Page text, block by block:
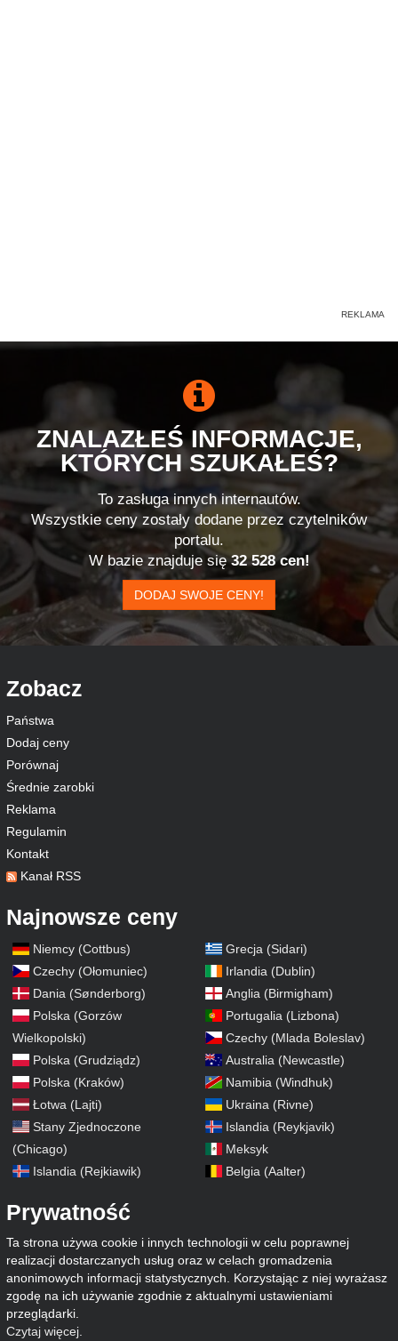
ZNALAZŁEŚ INFORMACJE,
KTÓRYCH SZUKAŁEŚ?
To zasługa innych internautów.
Wszystkie ceny zostały dodane przez czytelników
portalu.
W bazie znajduje się32 528 cen!
DODAJ SWOJE CENY!
Zobacz
Państwa
Dodaj ceny
Porównaj
Średnie zarobki
Reklama
Regulamin
Kontakt
Kanał RSS
Najnowsze ceny
Niemcy (Cottbus)
Czechy (Ołomuniec)
Dania (Sønderborg)
Polska (Gorzów
Wielkopolski)
Polska (Grudziądz)
Polska (Kraków)
Łotwa (Lajti)
Stany Zjednoczone
(Chicago)
Islandia (Rejkiawik)
Grecja (Sidari)
Irlandia (Dublin)
Anglia (Birmigham)
Portugalia (Lizbona)
Czechy (Mlada Boleslav)
Australia (Newcastle)
Namibia (Windhuk)
Ukraina (Rivne)
Islandia (Reykjavik)
Meksyk
Belgia (Aalter)
Prywatność
Ta strona używa cookie i innych technologii w celu poprawnej
realizacji dostarczanych usług oraz w celach gromadzenia
anonimowych informacji statystycznych. Korzystając z niej wyrażasz
zgodę na ich używanie zgodnie z aktualnymi ustawieniami
przeglądarki.
Czytaj więcej